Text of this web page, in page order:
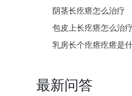
阴茎长疙瘩怎么治疗
包皮上长疙瘩怎么治疗
乳房长个疙瘩疙瘩是
最新问答